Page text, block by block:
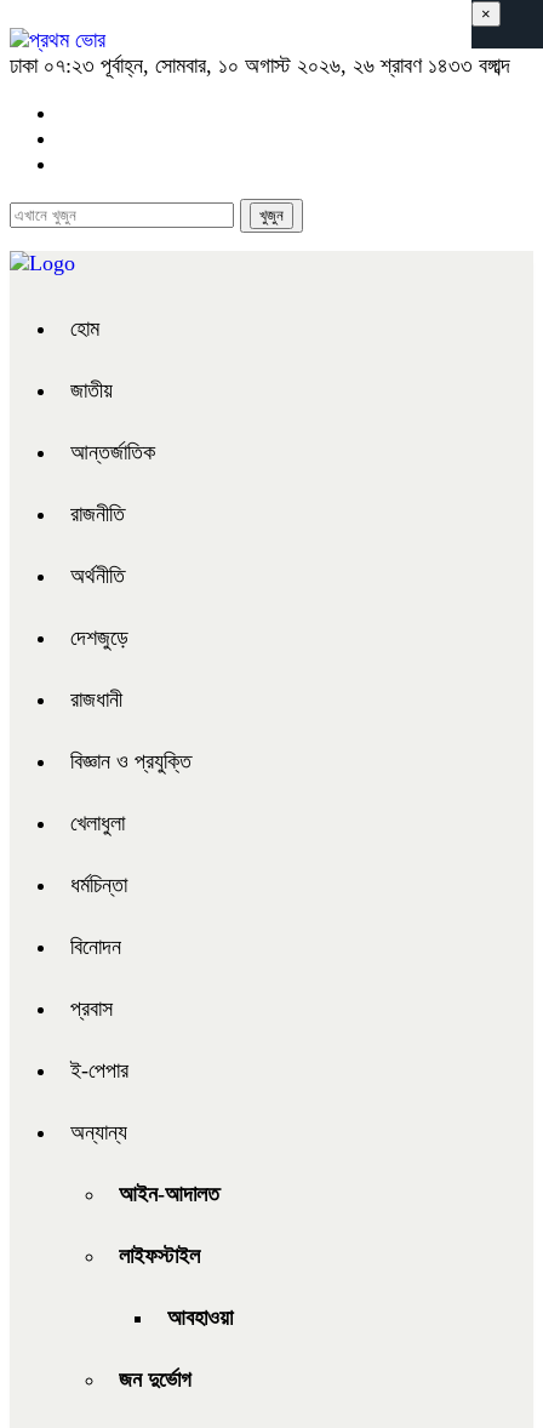
ঢাকা ০৭:২৩ পূর্বাহ্ন, সোমবার, ১০ অগাস্ট ২০২৬, ২৬ শ্রাবণ ১৪৩৩ বঙ্গাব্দ
হোম
জাতীয়
আন্তর্জাতিক
রাজনীতি
অর্থনীতি
দেশজুড়ে
রাজধানী
বিজ্ঞান ও প্রযুক্তি
খেলাধুলা
ধর্মচিন্তা
বিনোদন
প্রবাস
ই-পেপার
অন্যান্য
আইন-আদালত
লাইফস্টাইল
আবহাওয়া
জন দুর্ভোগ
×